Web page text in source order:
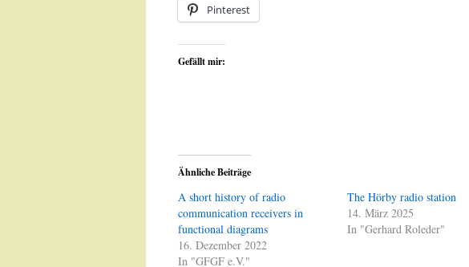
Pinterest
Gefällt mir:
Ähnliche Beiträge
A short history of radio
communication receivers in
functional diagrams
16. Dezember 2022
In "GFGF e.V."
The Hörby radio station
14. März 2025
In "Gerhard Roleder"